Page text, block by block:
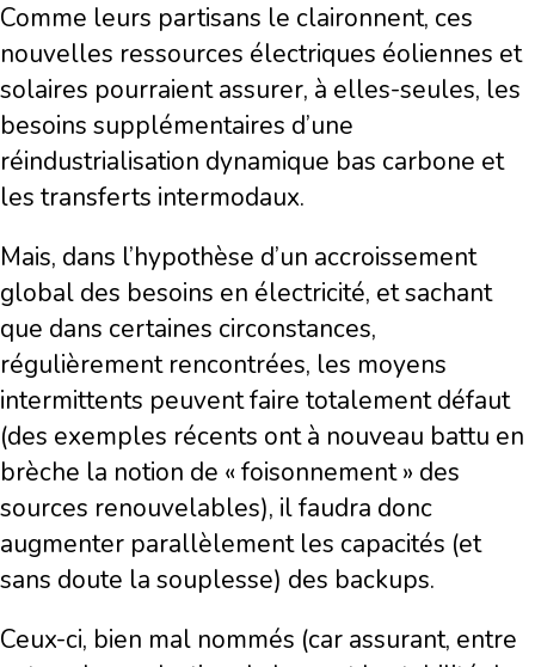
Comme leurs partisans le claironnent, ces
nouvelles ressources électriques éoliennes et
solaires pourraient assurer, à elles-seules, les
besoins supplémentaires d’une
réindustrialisation dynamique bas carbone et
les transferts intermodaux.
Mais, dans l’hypothèse d’un accroissement
global des besoins en électricité, et sachant
que dans certaines circonstances,
régulièrement rencontrées, les moyens
intermittents peuvent faire totalement défaut
(des exemples récents ont à nouveau battu en
brèche la notion de « foisonnement » des
sources renouvelables), il faudra donc
augmenter parallèlement les capacités (et
sans doute la souplesse) des backups.
Ceux-ci, bien mal nommés (car assurant, entre